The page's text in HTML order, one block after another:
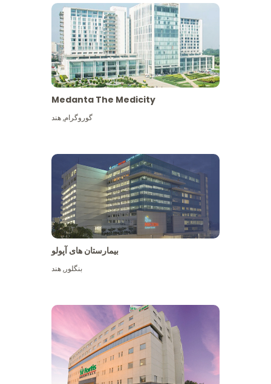
Medanta The Medicity
گوروگرام,هند
بیمارستان های آپولو
بنگلور,هند